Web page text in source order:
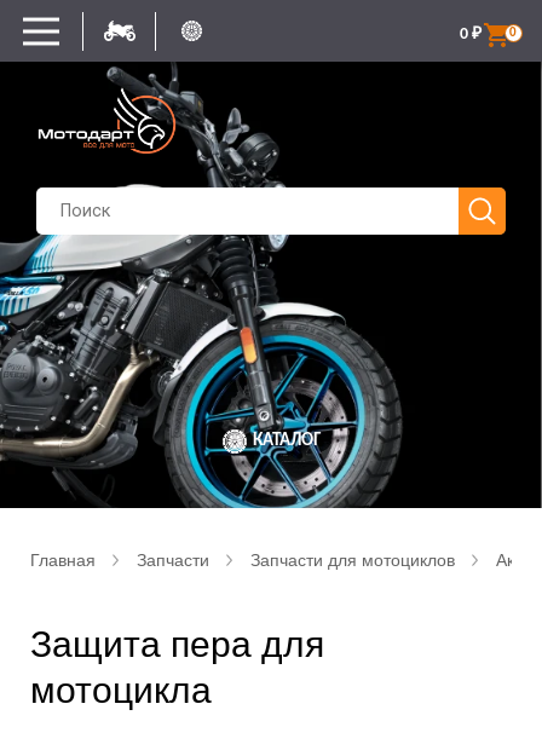
0
0 ₽
КАТАЛОГ
Главная Запчасти Запчасти для мотоциклов
Защита пера для
мотоцикла